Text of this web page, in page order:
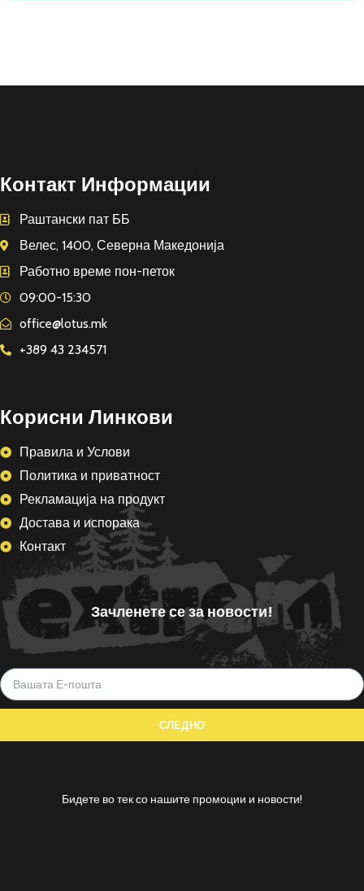
Контакт Информации
Раштански пат ББ
Велес, 1400, Северна Македонија
Работно време пон-петок
09:00-15:30
office@lotus.mk
+389 43 234571
Корисни Линкови
Правила и Услови
Политика и приватност
Рекламација на продукт
Достава и испорака
Контакт
Зачленете се за новости!
Бидете во тек со нашите промоции и новости!